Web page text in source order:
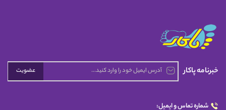
خبرنامه پاکار عضویت
شماره تماس و ایمیل: